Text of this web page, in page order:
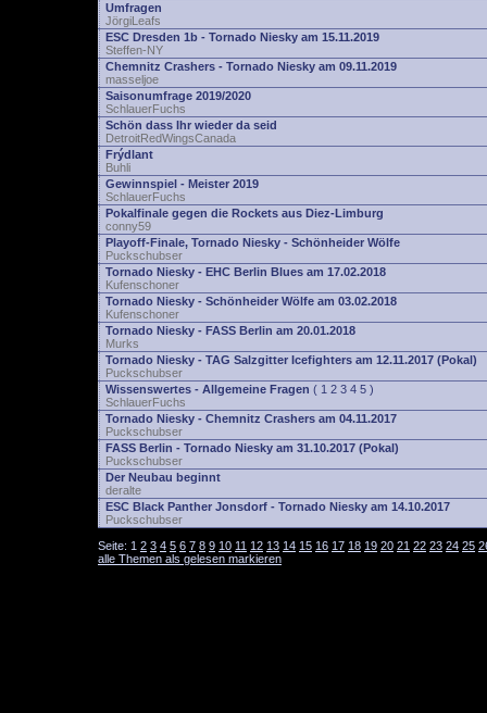
Umfragen
JörgiLeafs
ESC Dresden 1b - Tornado Niesky am 15.11.2019
Steffen-NY
Chemnitz Crashers - Tornado Niesky am 09.11.2019
masseljoe
Saisonumfrage 2019/2020
SchlauerFuchs
Schön dass Ihr wieder da seid
DetroitRedWingsCanada
Frýdlant
Buhli
Gewinnspiel - Meister 2019
SchlauerFuchs
Pokalfinale gegen die Rockets aus Diez-Limburg
conny59
Playoff-Finale, Tornado Niesky - Schönheider Wölfe
Puckschubser
Tornado Niesky - EHC Berlin Blues am 17.02.2018
Kufenschoner
Tornado Niesky - Schönheider Wölfe am 03.02.2018
Kufenschoner
Tornado Niesky - FASS Berlin am 20.01.2018
Murks
Tornado Niesky - TAG Salzgitter Icefighters am 12.11.2017 (Pokal)
Puckschubser
Wissenswertes - Allgemeine Fragen ( 1 2 3 4 5 )
SchlauerFuchs
Tornado Niesky - Chemnitz Crashers am 04.11.2017
Puckschubser
FASS Berlin - Tornado Niesky am 31.10.2017 (Pokal)
Puckschubser
Der Neubau beginnt
deralte
ESC Black Panther Jonsdorf - Tornado Niesky am 14.10.2017
Puckschubser
Seite: 1 2 3 4 5 6 7 8 9 10 11 12 13 14 15 16 17 18 19 20 21 22 23 24 25
alle Themen als gelesen markieren